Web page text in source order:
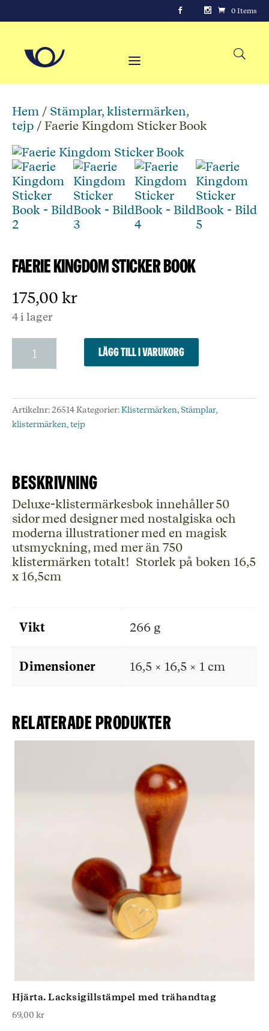
0 Items
Hem / Stämplar, klistermärken,
tejp / Faerie Kingdom Sticker Book
Faerie Kingdom Sticker Book
175,00 kr
4 i lager
Kingdom
Sticker
mängd
Lägg till i varukorg
Artikelnr: 26514Kategorier:Klistermärken,Stämplar,
klistermärken, tejp
Beskrivning
Deluxe-klistermärkesbok innehåller 50
sidor med designer med nostalgiska och
moderna illustrationer med en magisk
utsmyckning, med mer än 750
klistermärken totalt! Storlek på boken 16,5
x 16,5cm
Vikt 266 g
Dimensioner 16,5 × 16,5 × 1 cm
Relaterade produkter
Hjärta. Lacksigillstämpel med trähandtag
69,00 kr